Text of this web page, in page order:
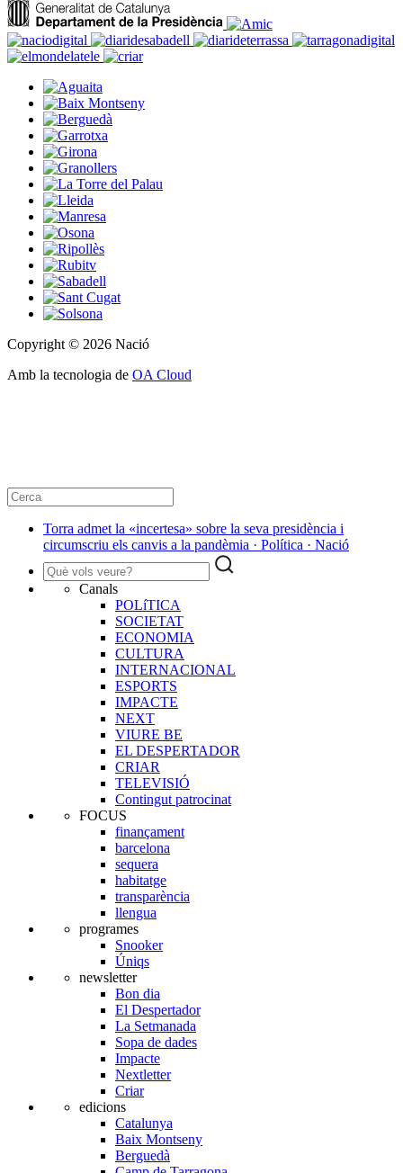
Copyright © 2026 Nació
Amb la tecnologia de OA Cloud
Torra admet la «incertesa» sobre la seva presidència i
circumscriu els canvis a la pandèmia · Política · Nació
Canals
POLíTICA
SOCIETAT
ECONOMIA
CULTURA
INTERNACIONAL
ESPORTS
IMPACTE
NEXT
VIURE BE
EL DESPERTADOR
CRIAR
TELEVISIÓ
Contingut patrocinat
FOCUS
finançament
barcelona
sequera
habitatge
transparència
llengua
programes
Snooker
Úniqs
newsletter
Bon dia
El Despertador
La Setmanada
Sopa de dades
Impacte
Nextletter
Criar
edicions
Catalunya
Baix Montseny
Berguedà